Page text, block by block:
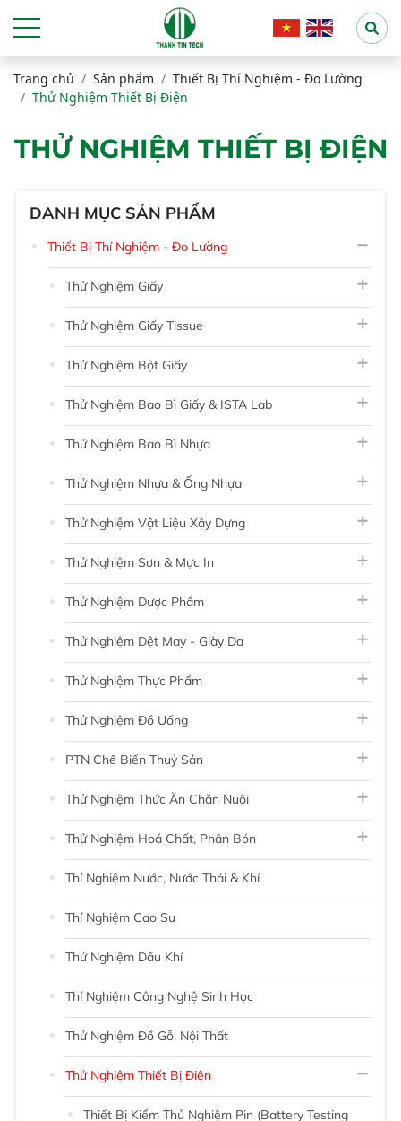
Trang chủ Sản phẩm
Thiết Bị Thí Nghiệm - Đo Lường
Thử Nghiệm Thiết Bị Điện
THỬ NGHIỆM THIẾT BỊ ĐIỆN
DANH MỤC SẢN PHẨM
Thiết Bị Thí Nghiệm - Đo Lường
Thử Nghiệm Giấy
Thử Nghiệm Giấy Tissue
Thử Nghiệm Bột Giấy
Thử Nghiệm Bao Bì Giấy & ISTA Lab
Thử Nghiệm Bao Bì Nhựa
Thử Nghiệm Nhựa & Ống Nhựa
Thử Nghiệm Vật Liệu Xây Dựng
Thử Nghiệm Sơn & Mực In
Thử Nghiệm Dược Phẩm
Thử Nghiệm Dệt May - Giày Da
Thử Nghiệm Thực Phẩm
Thử Nghiệm Đồ Uống
PTN Chế Biến Thuỷ Sản
Thử Nghiệm Thức Ăn Chăn Nuôi
Thử Nghiệm Hoá Chất, Phân Bón
Thí Nghiệm Nước, Nước Thải & Khí
Thí Nghiệm Cao Su
Thử Nghiệm Dầu Khí
Thí Nghiệm Công Nghệ Sinh Học
Thử Nghiệm Đồ Gỗ, Nội Thất
Thử Nghiệm Thiết Bị Điện
Thiết Bị Kiểm Thủ Nghiệm Pin (Battery Testing